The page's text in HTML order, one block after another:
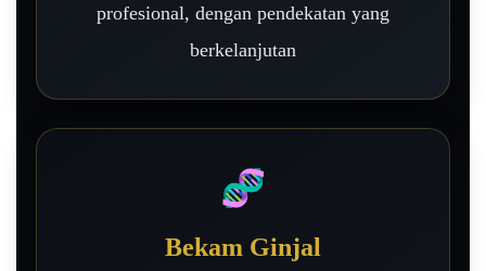
profesional, dengan pendekatan yang
berkelanjutan
🧬
Bekam Ginjal